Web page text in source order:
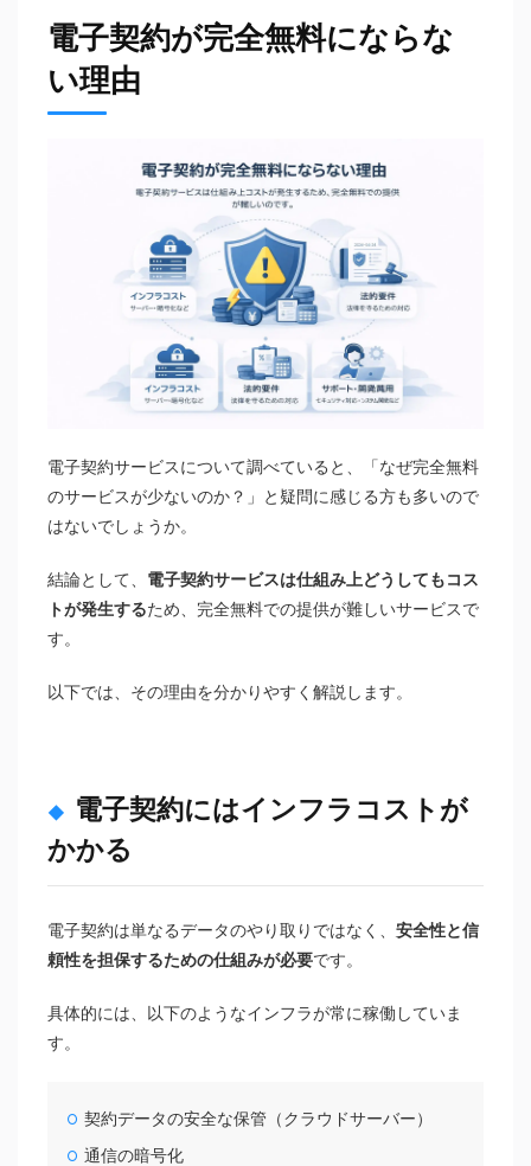
電子契約が完全無料にならな
い理由
電子契約サービスについて調べていると、「なぜ完全無料
のサービスが少ないのか？」と疑問に感じる方も多いので
はないでしょうか。
結論として、 電子契約サービスは仕組み上どうしてもコス
トが発生するため、完全無料での提供が難しいサービスで
す。
以下では、その理由を分かりやすく解説します。
電子契約にはインフラコストが
かかる
電子契約は単なるデータのやり取りではなく、 安全性と信
頼性を担保するための仕組みが必要です。
具体的には、以下のようなインフラが常に稼働していま
す。
契約データの安全な保管（クラウドサーバー）
通信の暗号化